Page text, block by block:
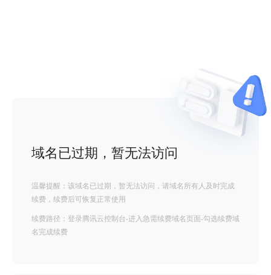
域名已过期，暂无法访问
温馨提醒：该域名已过期，暂无法访问，请域名所有人及时完成
续费，续费后可恢复正常使用
续费路径：登录腾讯云控制台-进入急需续费域名页面-勾选续费域
名完成续费